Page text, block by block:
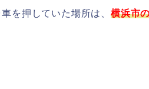
を押していた場所は、 横浜市